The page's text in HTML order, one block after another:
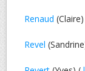
Renaud
Revel